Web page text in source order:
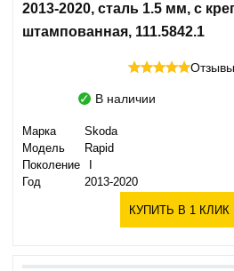
2013-2020, сталь 1.5 мм, с
штампованная, 111.5842.1
В наличии
Марка
Skoda
Модель
Rapid
Поколение
Год
2013-2020
КУПИТЬ В 1 КЛИК